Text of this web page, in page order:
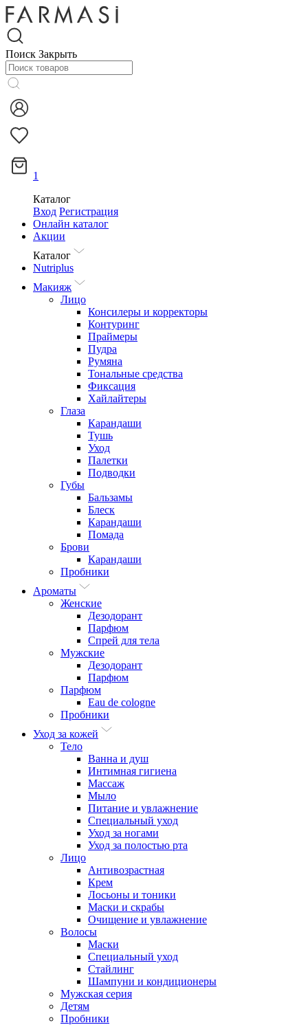
Поиск Закрыть
1
Каталог
Вход Регистрация
Онлайн каталог
Акции
Каталог
Nutriplus
Макияж
Лицо
Консилеры и корректоры
Контуринг
Праймеры
Пудра
Румяна
Тональные средства
Фиксация
Хайлайтеры
Глаза
Карандаши
Тушь
Уход
Палетки
Подводки
Губы
Бальзамы
Блеск
Карандаши
Помада
Брови
Карандаши
Пробники
Ароматы
Женские
Дезодорант
Парфюм
Спрей для тела
Мужские
Дезодорант
Парфюм
Парфюм
Eau de cologne
Пробники
Уход за кожей
Тело
Ванна и душ
Интимная гигиена
Массаж
Мыло
Питание и увлажнение
Специальный уход
Уход за ногами
Уход за полостью рта
Лицо
Антивозрастная
Крем
Лосьоны и тоники
Маски и скрабы
Очищение и увлажнение
Волосы
Маски
Специальный уход
Стайлинг
Шампуни и кондиционеры
Мужская серия
Детям
Пробники